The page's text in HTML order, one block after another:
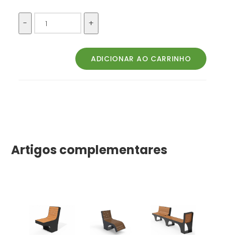
Artigos complementares